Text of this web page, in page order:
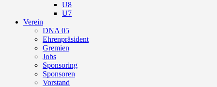
U8
U7
Verein
DNA 05
Ehrenpräsident
Gremien
Jobs
Sponsoring
Sponsoren
Vorstand